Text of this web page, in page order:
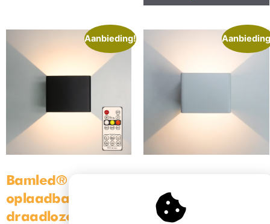
Aanbieding!
Bamled® Luxe
oplaadbare
draadloze Led
oplaadbare
draadloze Led